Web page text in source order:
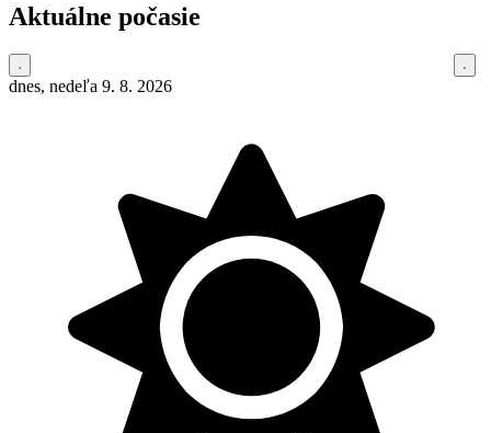
Aktuálne počasie
dnes, nedeľa 9. 8. 2026